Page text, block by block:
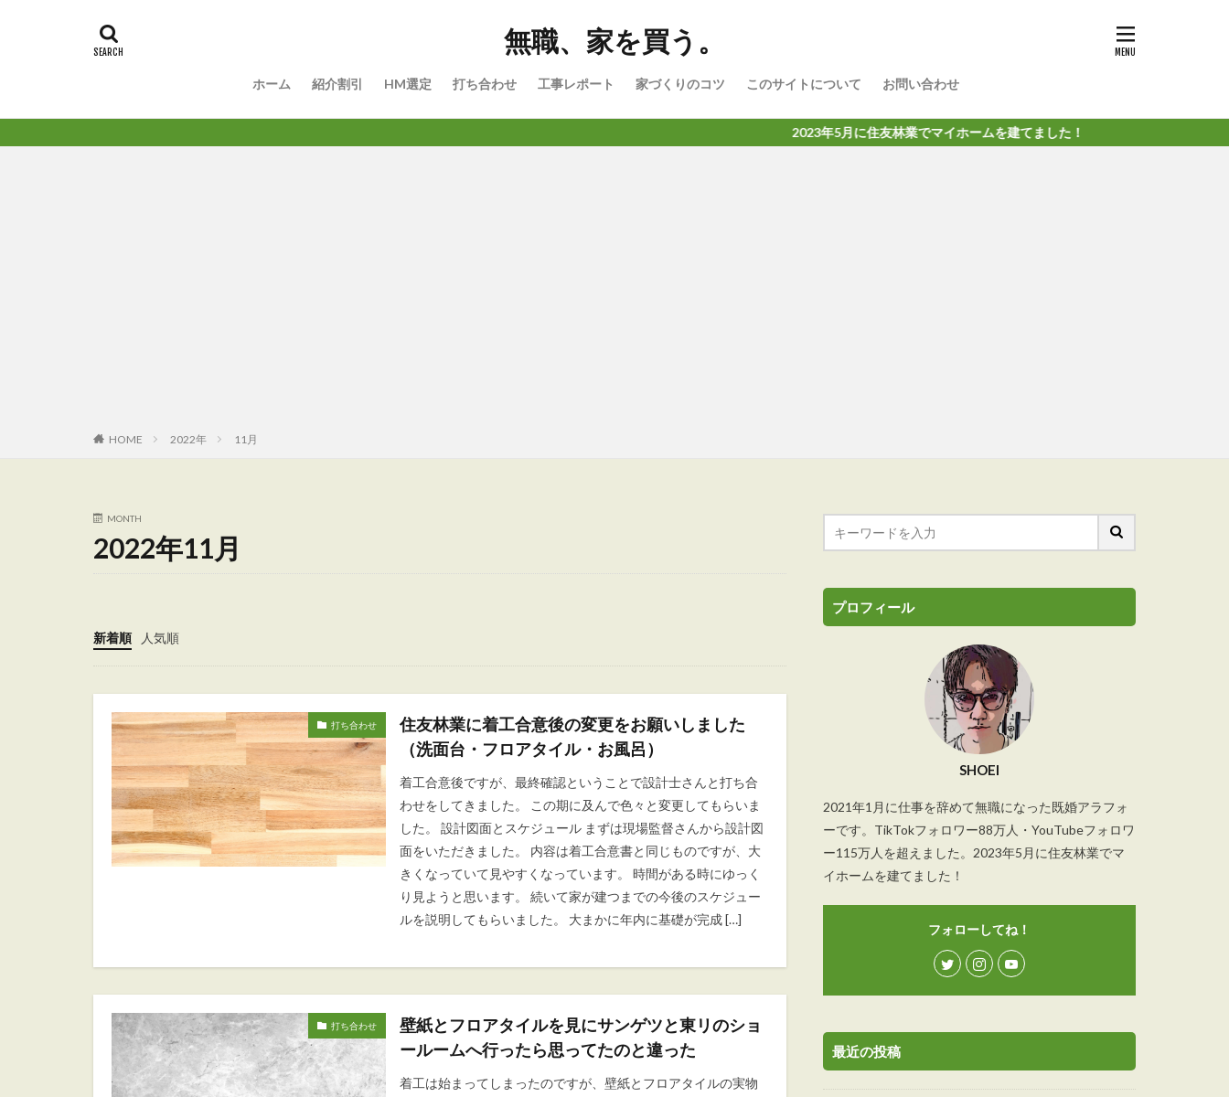
無職、家を買う。
ホーム 紹介割引 HM選定 打ち合わせ 工事レポート 家づくりのコツ このサイトについて お問い合わせ
2023年5月に住友林業でマイホームを建てました！
HOME 2022年 11月
MONTH
2022年11月
新着順 人気順
打ち合わせ
住友林業に着工合意後の変更をお願いしました
（洗面台・フロアタイル・お風呂）
着工合意後ですが、最終確認ということで設計士さんと打ち合
わせをしてきました。 この期に及んで色々と変更してもらいま
した。 設計図面とスケジュール まずは現場監督さんから設計図
面をいただきました。 内容は着工合意書と同じものですが、大
きくなっていて見やすくなっています。 時間がある時にゆっく
り見ようと思います。 続いて家が建つまでの今後のスケジュー
ルを説明してもらいました。 大まかに年内に基礎が完成 […]
打ち合わせ
壁紙とフロアタイルを見にサンゲツと東リのショ
ールームへ行ったら思ってたのと違った
着工は始まってしまったのですが、壁紙とフロアタイルの実物
プロフィール
SHOEI
2021年1月に仕事を辞めて無職になった既婚アラフォ
ーです。TikTokフォロワー88万人・YouTubeフォロワ
ー115万人を超えました。2023年5月に住友林業でマ
イホームを建てました！
フォローしてね！
最近の投稿